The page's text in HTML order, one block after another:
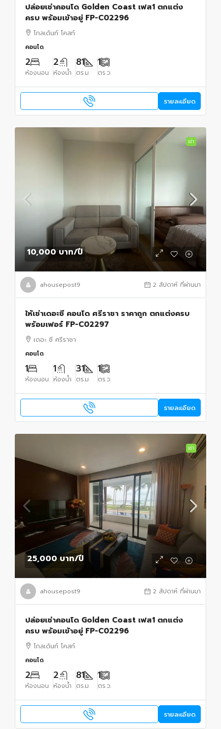
ปล่อยเช่าคอนโด Golden Coast เฟส1 ตกแต่ง
ครบ พร้อมเข้าอยู่ FP-C02296
โกลเด้นท์ โคสท์
คอนโด
2
ห้องนอน
2
ห้องน้ำ
81
ตร.ม.
1
ตร.ว.
รายละเอียด
เช่า
10,000 บาท/ปี
ahousepost9 2 สัปดาห์ ที่ผ่านมา
ให้เช่าเดอะซี คอนโด ศรีราชา ราคาถูก ตกแต่งครบ
พร้อมเฟอร์ FP-C02297
เดอะ ซี ศรีราชา
คอนโด
1
ห้องนอน
1
ห้องน้ำ
31
ตร.ม.
1
ตร.ว.
รายละเอียด
เช่า
25,000 บาท/ปี
ahousepost9 2 สัปดาห์ ที่ผ่านมา
ปล่อยเช่าคอนโด Golden Coast เฟส1 ตกแต่ง
ครบ พร้อมเข้าอยู่ FP-C02296
โกลเด้นท์ โคสท์
คอนโด
2
ห้องนอน
2
ห้องน้ำ
81
ตร.ม.
1
ตร.ว.
รายละเอียด